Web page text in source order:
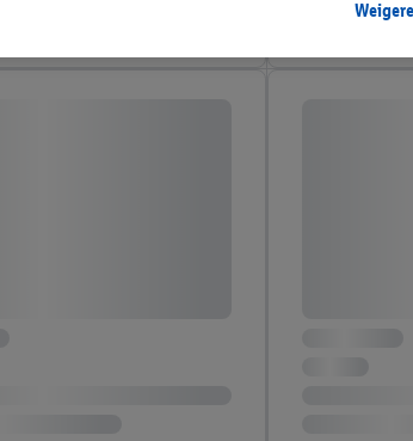
(bijvoorbeeld door het product in de webshop aan uw
apparaten en verschillende Lidl-diensten